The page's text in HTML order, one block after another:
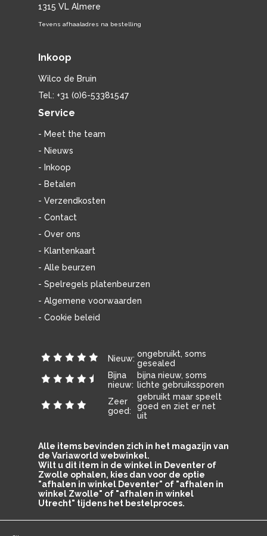
1315 VL Almere
Tevens afhaaladres na bestelling
Inkoop
Wilco de Bruin
Tel.: +31 (0)6-53381547
Service
- Meet the team
- Nieuws
- Inkoop
- Betalen
- Verzendkosten
- Contact
- Over ons
- Klantenkaart
- Alle beurzen
- Spelregels platenbeurzen
- Algemene voorwaarden
- Cookie beleid
Nieuw: ongebruikt, soms
gesealed
Bijna
nieuw:
bijna nieuw, soms
lichte gebruikssporen
Zeer
goed:
gebruikt maar speelt
goed en ziet er net
uit
Alle items bevinden zich in het magazijn van
de Variaworld webwinkel.
Wilt u dit item in de winkel in Deventer of
Zwolle ophalen, kies dan voor de optie
"afhalen in winkel Deventer" of "afhalen in
winkel Zwolle" of "afhalen in winkel
Utrecht" tijdens het bestelproces.